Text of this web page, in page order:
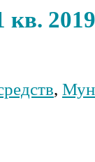
кв.
,